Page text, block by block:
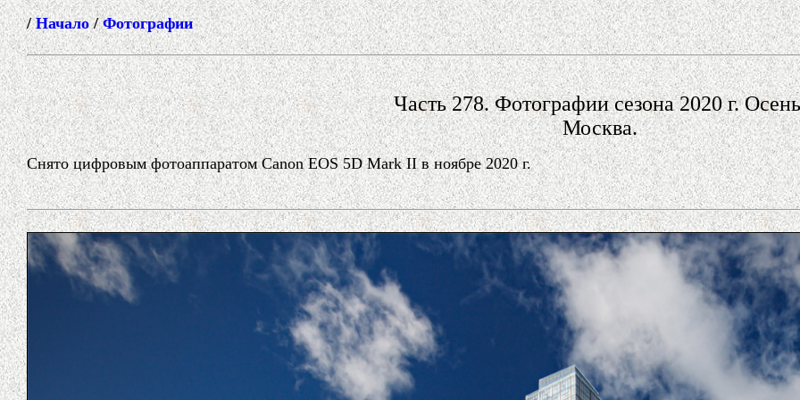
/Начало/Фотографии
Часть 278. Фотографии сезона 2020 г.
Москва.
Снято цифровым фотоаппаратом Canon EOS 5D Mark II в ноябре 2020 г.